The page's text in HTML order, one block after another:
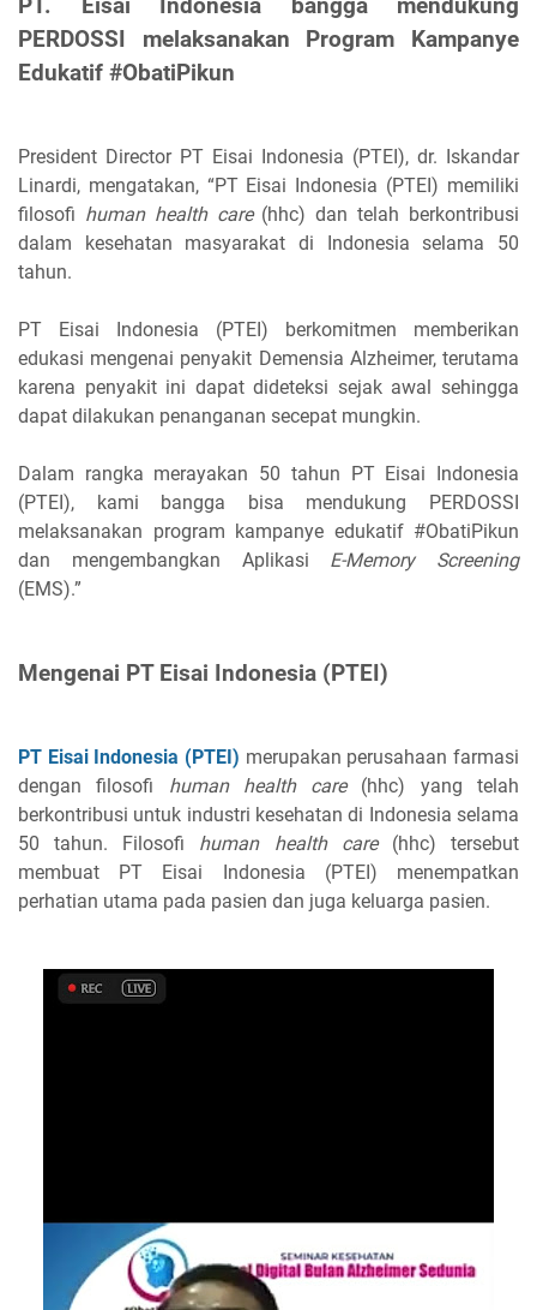
PERDOSSI melaksanakan Program Kampanye
Edukatif #ObatiPikun
President Director PT Eisai Indonesia (PTEI), dr. Iskandar
Linardi, mengatakan, “PT Eisai Indonesia (PTEI) memiliki
filosofi human health care (hhc) dan telah berkontribusi
dalam kesehatan masyarakat di Indonesia selama 50
tahun.
PT Eisai Indonesia (PTEI) berkomitmen memberikan
edukasi mengenai penyakit Demensia Alzheimer, terutama
karena penyakit ini dapat dideteksi sejak awal sehingga
dapat dilakukan penanganan secepat mungkin.
Dalam rangka merayakan 50 tahun PT Eisai Indonesia
(PTEI), kami bangga bisa mendukung PERDOSSI
melaksanakan program kampanye edukatif #ObatiPikun
dan mengembangkan Aplikasi E-Memory Screening
(EMS).”
Mengenai PT Eisai Indonesia (PTEI)
PT Eisai Indonesia (PTEI) merupakan perusahaan farmasi
dengan filosofi human health care(hhc) yang telah
berkontribusi untuk industri kesehatan di Indonesia selama
50 tahun. Filosofi human health care(hhc) tersebut
membuat PT Eisai Indonesia (PTEI) menempatkan
perhatian utama pada pasien dan juga keluarga pasien.